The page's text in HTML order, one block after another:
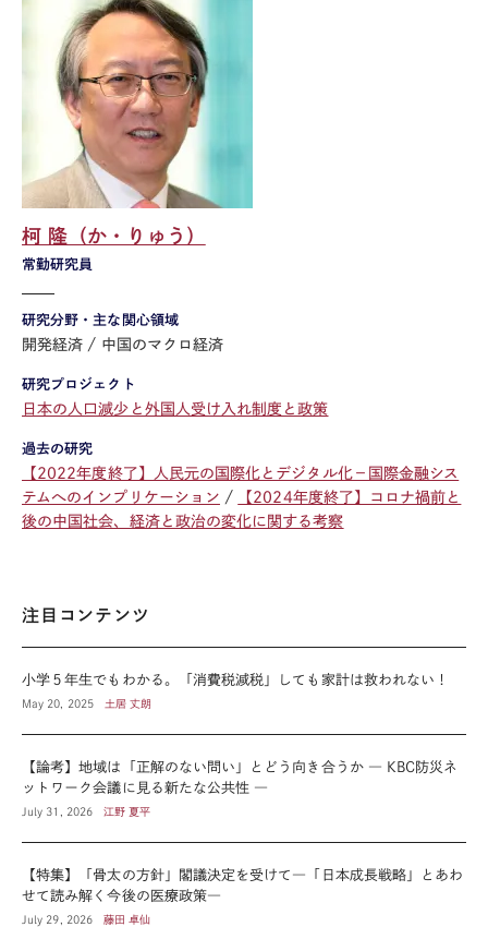
常勤研究員
柯 隆（か・りゅう）
研究分野・主な関心領域
開発経済 中国のマクロ経済
研究プロジェクト
日本の人口減少と外国人受け入れ制度と政策
過去の研究
【2022年度終了】人民元の国際化とデジタル化－国際金融シス
テムへのインプリケーション
【2024年度終了】コロナ禍前と
後の中国社会、経済と政治の変化に関する考察
注目コンテンツ
小学５年生でもわかる。「消費税減税」しても家計は救われない！
May 20, 2025 土居 丈朗
【論考】地域は「正解のない問い」とどう向き合うか ― KBC防災ネ
ットワーク会議に見る新たな公共性 ―
July 31, 2026 江野 夏平
【特集】「骨太の方針」閣議決定を受けて―「日本成長戦略」とあわ
せて読み解く今後の医療政策―
July 29, 2026 藤田 卓仙